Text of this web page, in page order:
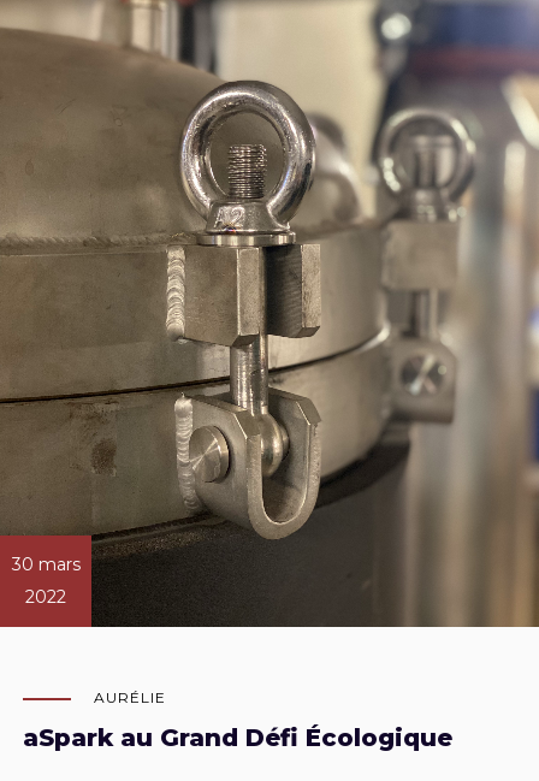
30 mars
2022
AURÉLIE
aSpark au Grand Défi Écologique